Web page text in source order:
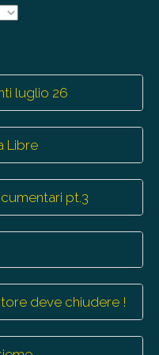
luglio 26
Libre
pt.3
deve chiudere !